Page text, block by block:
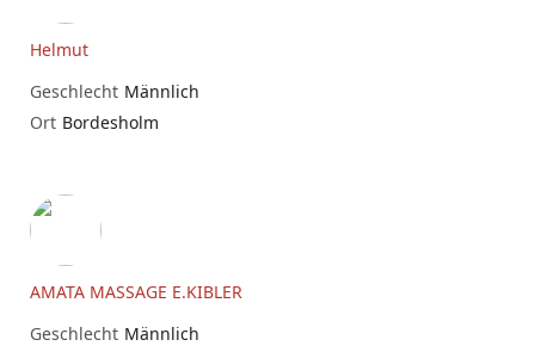
Helmut
Geschlecht Männlich
Ort Bordesholm
AMATA MASSAGE E.KIBLER
Geschlecht Männlich